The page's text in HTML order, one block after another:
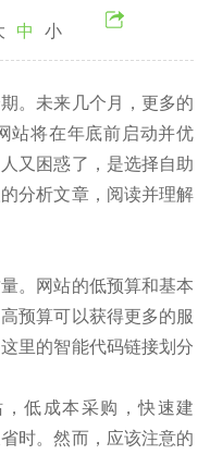
中 小
。未来几个月，更多的
站将在年底前启动并优
又困惑了，是选择自助
分析文章，阅读并理解
。网站的低预算和基本
预算可以获得更多的服
里的智能代码链接划分
低成本采购，快速建
时。然而，应该注意的